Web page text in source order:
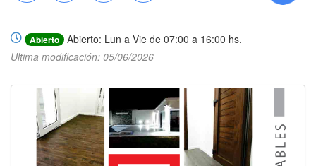
Llamar WhatsApp Web Compartir
Abierto
Abierto: Lun a Vie de 07:00 a 16:00 hs.
Ultima modificación: 05/06/2026